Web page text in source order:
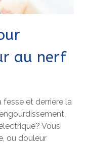
au nerf
fesse et derrière la
Vous
ou douleur